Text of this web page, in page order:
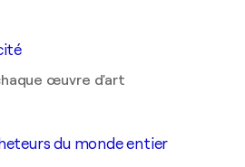
œuvre d'art
du monde entier